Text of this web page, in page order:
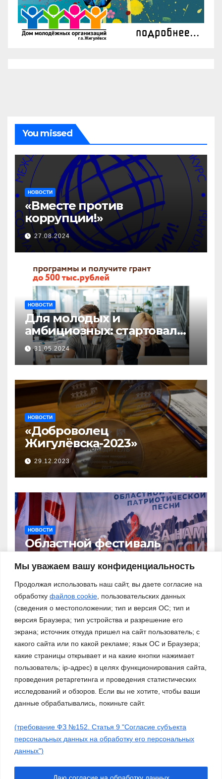
Мы уважаем вашу конфиденциальность
Продолжая использовать наш сайт, вы даете согласие на
обработку файлов cookie , пользовательских данных
(сведения о местоположении; тип и версия ОС; тип и
версия Браузера; тип устройства и разрешение его
экрана; источник откуда пришел на сайт пользователь; с
какого сайта или по какой рекламе; язык ОС и Браузера;
какие страницы открывает и на какие кнопки нажимает
пользователь; ip-адрес) в целях функционирования сайта,
проведения ретаргетинга и проведения статистических
исследований и обзоров. Если вы не хотите, чтобы ваши
данные обрабатывались, покиньте сайт.
(требование ФЗ №152. Статья 9 "Согласие субъекта
персональных данных на обработку его персональных
данных")
Даю согласие на обработку данных
You missed
НОВОСТИ
«Вместе против
коррупции!»
27.08.2024
НОВОСТИ
Для молодых и
амбициозных: стартовал
прием заявок на участие в
бизнес-акселераторе «Ты
предприниматель»
31.05.2024
НОВОСТИ
«Доброволец
Жигулёвска-2023»
29.12.2023
НОВОСТИ
Областной фестиваль
патриотической песни «За
нами – Россия!»
Сайт работает на WordPress|Тема: Newsup, авторThemeansar
Молодежные объединения Нормативные документы